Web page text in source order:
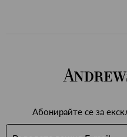
Абонирайте се за